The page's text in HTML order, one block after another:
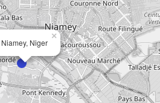
Niamey, Niger
×